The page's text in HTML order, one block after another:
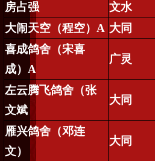
房占强 文水
大闹天空（程空） A 大同
喜成鸽舍（宋喜
成） A
广灵
左云腾飞鸽舍（张
文斌
大同
雁兴鸽舍（邓连
文）
大同